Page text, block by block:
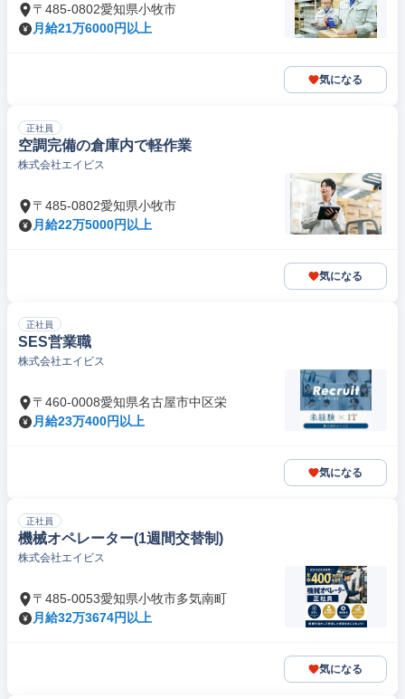
〒485-0802愛知県小牧市
月給21万6000円以上
気になる
正社員
空調完備の倉庫内で軽作業
株式会社エイビス
〒485-0802愛知県小牧市
月給22万5000円以上
気になる
正社員
SES営業職
株式会社エイビス
〒460-0008愛知県名古屋市中区栄
月給23万400円以上
気になる
正社員
機械オペレーター(1週間交替制)
株式会社エイビス
〒485-0053愛知県小牧市多気南町
月給32万3674円以上
気になる